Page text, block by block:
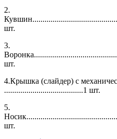
2.
шт.
3.
шт.
4.Крышка (слайдер) с
.......................................1 шт.
5.
шт.